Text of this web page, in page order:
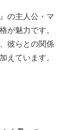
の主人公・マ
が魅力です。
彼らとの関係
えています。